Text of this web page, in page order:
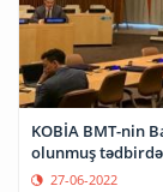
KOBİA BMT-nin
olunmuş
27-06-2022